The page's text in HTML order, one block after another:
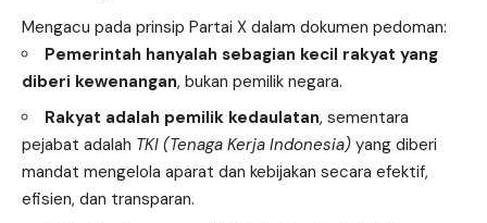
Mengacu pada prinsip Partai X dalam dokumen pedoman:
Pemerintah hanyalah sebagian kecil rakyat yang
diberi kewenangan, bukan pemilik negara.
Rakyat adalah pemilik kedaulatan, sementara
pejabat adalah TKI (Tenaga Kerja Indonesia) yang diberi
mandat mengelola aparat dan kebijakan secara efektif,
efisien, dan transparan.